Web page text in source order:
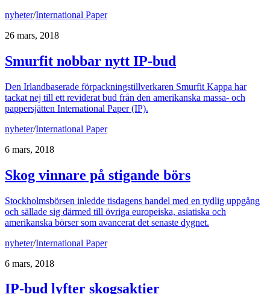
nyheter/International Paper
26 mars, 2018
Smurfit nobbar nytt IP-bud
Den Irlandbaserade förpackningstillverkaren Smurfit Kappa har
tackat nej till ett reviderat bud från den amerikanska massa- och
pappersjätten International Paper (IP).
nyheter/International Paper
6 mars, 2018
Skog vinnare på stigande börs
Stockholmsbörsen inledde tisdagens handel med en tydlig uppgång
och sällade sig därmed till övriga europeiska, asiatiska och
amerikanska börser som avancerat det senaste dygnet.
nyheter/International Paper
6 mars, 2018
IP-bud lyfter skogsaktier